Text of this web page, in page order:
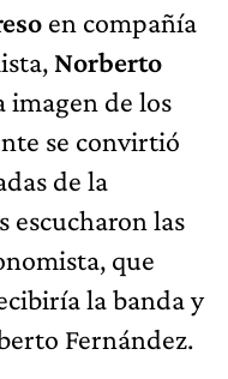
en compañía
Norberto
imagen de los
se convirtió
de la
escucharon las
que
la banda y
Fernández.